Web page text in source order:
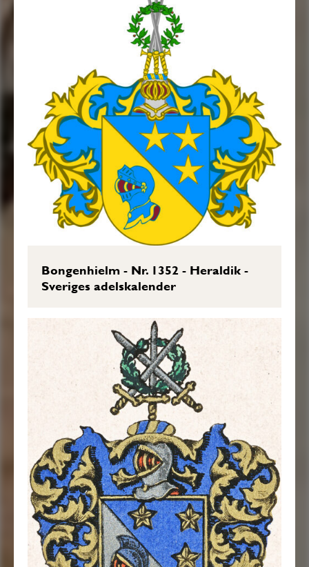
Sköldebrevet i original, Nordiska museet.
Transkription: Göran Mörner, 2017-11-
Bongenhielm - Nr. 1352 - Heraldik -
Sveriges adelskalender